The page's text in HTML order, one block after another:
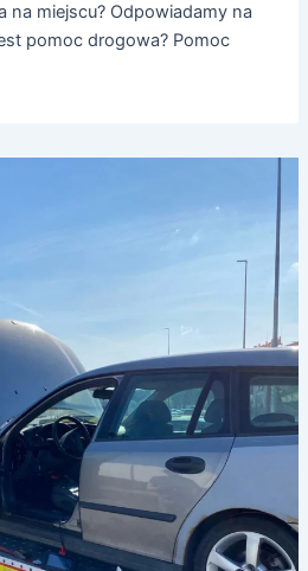
miejscu? Odpowiadamy na
pomoc drogowa? Pomoc